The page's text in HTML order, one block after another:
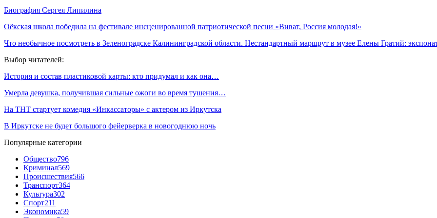
Биография Сергея Липилина
Оёкская школа победила на фестивале инсценированной патриотической песни «Виват, Россия молодая!»
Что необычное посмотреть в Зеленоградске Калининградской области. Нестандартный маршрут в музее Елены Гратий:
Выбор читателей:
История и состав пластиковой карты: кто придумал и как она…
Умерла девушка, получившая сильные ожоги во время тушения…
На ТНТ стартует комедия «Инкассаторы» с актером из Иркутска
В Иркутске не будет большого фейерверка в новогоднюю ночь
Популярные категории
Общество796
Криминал569
Происшествия566
Транспорт364
Культура302
Спорт211
Экономика59